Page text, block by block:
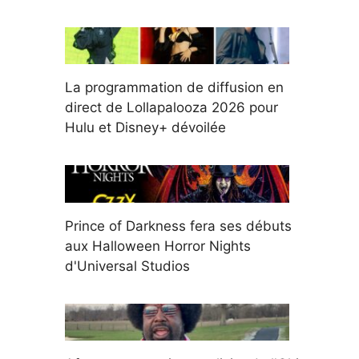
La programmation de diffusion en
direct de Lollapalooza 2026 pour
Hulu et Disney+ dévoilée
Prince of Darkness fera ses débuts
aux Halloween Horror Nights
d'Universal Studios